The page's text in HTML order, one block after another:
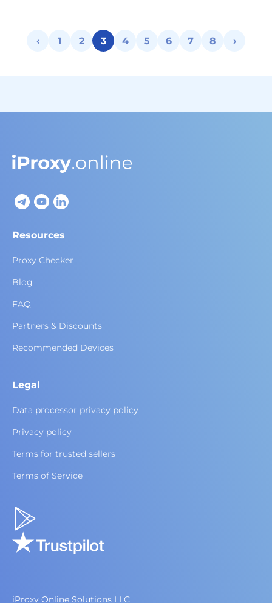
‹ 1 2 3 4 5 6 7 8 ›
Resources
Proxy Checker
Blog
FAQ
Partners & Discounts
Recommended Devices
Legal
Data processor privacy policy
Privacy policy
Terms for trusted sellers
Terms of Service
iProxy Online Solutions LLC